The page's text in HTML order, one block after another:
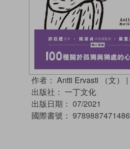
作者： Antti Ervasti （文） |
出版社： 一丁文化
出版日期： 07/2021
國際書號： 9789887471486